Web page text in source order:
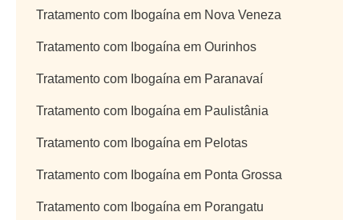
Tratamento com Ibogaína em Nova Veneza
Tratamento com Ibogaína em Ourinhos
Tratamento com Ibogaína em Paranavaí
Tratamento com Ibogaína em Paulistânia
Tratamento com Ibogaína em Pelotas
Tratamento com Ibogaína em Ponta Grossa
Tratamento com Ibogaína em Porangatu